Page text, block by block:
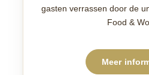
gasten verrassen door de
Food &
Meer